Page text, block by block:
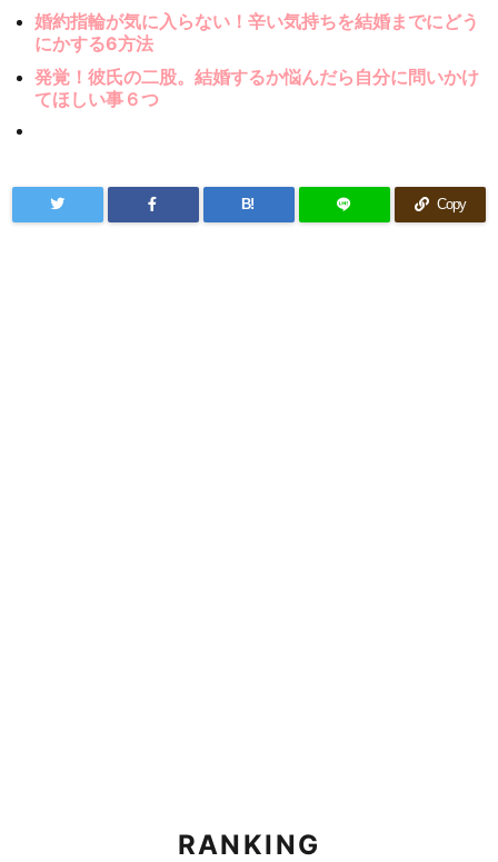
婚約指輪が気に入らない！辛い気持ちを結婚までにどう
にかする6方法
発覚！彼氏の二股。結婚するか悩んだら自分に問いかけ
てほしい事６つ
B! Copy
RANKING